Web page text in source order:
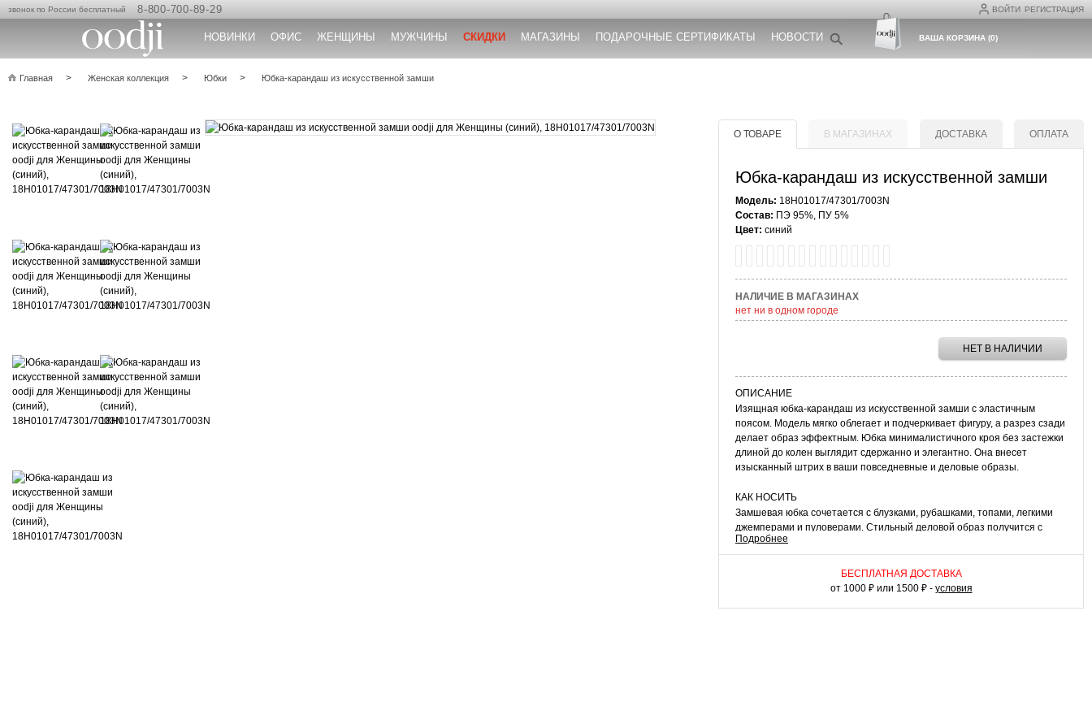
ВОЙТИ РЕГИСТРАЦИЯ
звонок по России бесплатный 8-800-700-89-29
НОВИНКИ ОФИС ЖЕНЩИНЫ МУЖЧИНЫ СКИДКИ МАГАЗИНЫ ПОДАРОЧНЫЕ СЕРТИФИКАТЫ НОВОСТИ ВАША КОРЗИНА(0)
Главная Женская коллекция Юбки Юбка-карандаш из искусственной замши
О ТОВАРЕ В МАГАЗИНАХ ДОСТАВКА ОПЛАТА
Юбка-карандаш из искусственной замши
Модель: 18H01017/47301/7003N
Состав: ПЭ 95%, ПУ 5%
Цвет: синий
НАЛИЧИЕ В МАГАЗИНАХ
нет ни в одном городе
НЕТ В НАЛИЧИИ
ОПИСАНИЕ
Изящная юбка-карандаш из искусственной замши с эластичным
поясом. Модель мягко облегает и подчеркивает фигуру, а разрез сзади
делает образ эффектным. Юбка минималистичного кроя без застежки
длиной до колен выглядит сдержанно и элегантно. Она внесет
изысканный штрих в ваши повседневные и деловые образы.
КАК НОСИТЬ
Замшевая юбка сочетается с блузками, рубашками, топами, легкими
джемперами и пуловерами. Стильный деловой образ получится с
водолазкой, приталенным жакетом и лодочками или ботильонами.
Если вы хотите создать романтичный вечерний комплект для
свидания или похода в театр, наденьте кружевной топ или пуловер
крупной вязки и босоножки на танкетке, лодочки или ботильоны на
Подробнее
БЕСПЛАТНАЯ ДОСТАВКА
от 1000 ₽ или 1500 ₽ - условия